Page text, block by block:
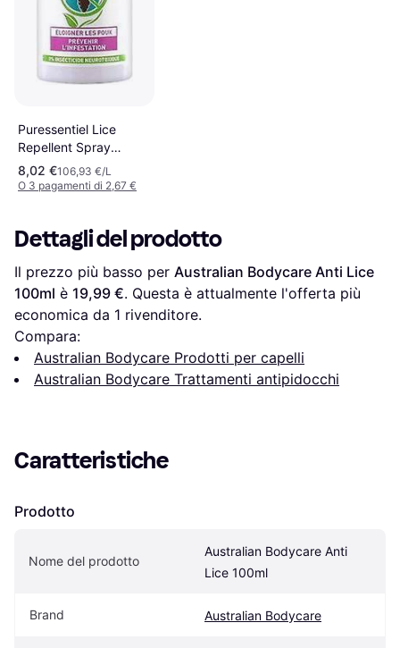
Puressentiel Lice
Repellent Spray
93462 Puressentiel
75ml
8,02 €106,93 €/L
O 3 pagamenti di 2,67 €
Dettagli del prodotto
Il prezzo più basso per Australian Bodycare Anti Lice
100ml è 19,99 €. Questa è attualmente l'offerta più
economica da 1 rivenditore.
Compara:
Australian Bodycare Prodotti per capelli
Australian Bodycare Trattamenti antipidocchi
Caratteristiche
Prodotto
Nome del prodotto
Australian Bodycare Anti
Lice 100ml
Brand Australian Bodycare